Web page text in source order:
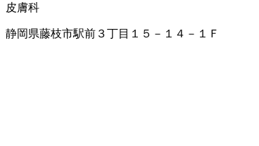
皮膚科
静岡県藤枝市駅前３丁目１５－１４－１Ｆ